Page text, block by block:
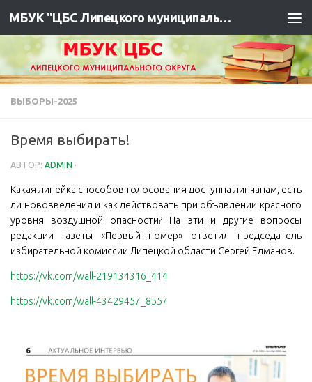
МБУК "ЦБС Липецкого муниципального района"
ВЫБОРЫ-2025
Время выбирать!
АВТОР: ADMIN ·
Какая линейка способов голосования доступна липчанам, есть
ли нововведения и как действовать при объявлении красного
уровня воздушной опасности? На эти и другие вопросы
редакции газеты «Первый номер» ответил председатель
избирательной комиссии Липецкой области Сергей Елманов.
https://vk.com/wall-219134316_414
https://vk.com/wall-43429457_8557